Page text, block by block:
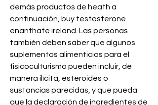
demás productos de heath a
continuación, buy testosterone
enanthate ireland. Las personas
también deben saber que algunos
suplementos alimenticios para el
fisicoculturismo pueden incluir, de
manera ilícita, esteroides o
sustancias parecidas, y que pueda
que la declaración de ingredientes de